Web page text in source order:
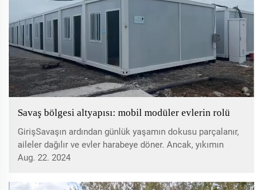
Savaş bölgesi altyapısı: mobil modüler evlerin rolü
GirişSavaşın ardından günlük yaşamın dokusu parçalanır,
aileler dağılır ve evler harabeye döner. Ancak, yıkımın
ortasında bir umut ışığı parlar - yalnızca rüzgardan
sağlamak için de kullanılan taşınabilir modüler ev...
Aug. 22. 2024